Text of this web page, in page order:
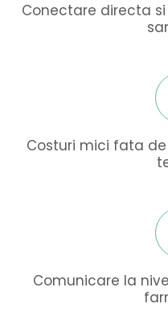
Conectare directa
Costuri mici fata
Comunicare la